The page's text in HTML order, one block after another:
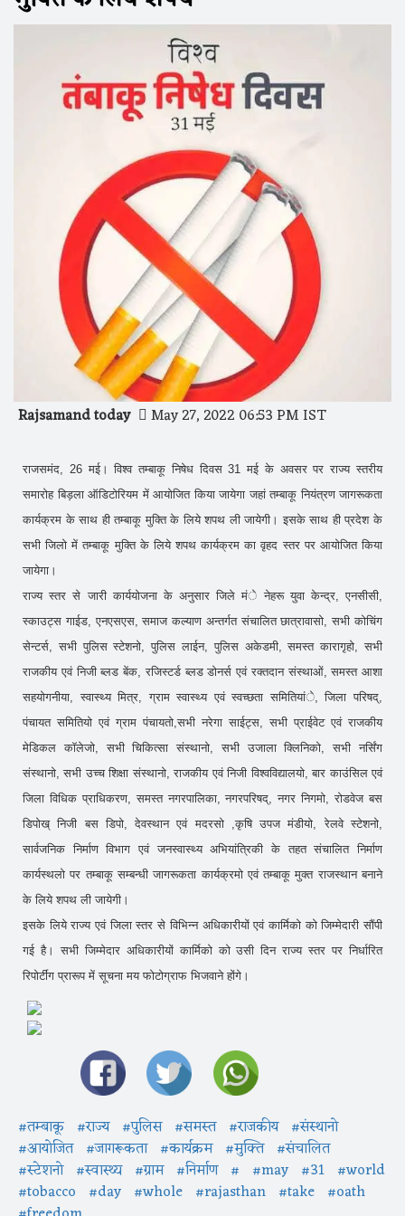
Rajsamand today May 27, 2022 06:53 PM IST
राजसमंद, 26 मई। विश्व तम्बाकू निषेध दिवस 31 मई के अवसर पर राज्य स्तरीय
समारोह बिड़ला ऑडिटोरियम में आयोजित किया जायेगा जहां तम्बाकू नियंत्रण जागरूकता
कार्यक्रम के साथ ही तम्बाकू मुक्ति के लिये शपथ ली जायेगी। इसके साथ ही प्रदेश के
सभी जिलो में तम्बाकू मुक्ति के लिये शपथ कार्यक्रम का वृहद स्तर पर आयोजित किया
जायेगा।
राज्य स्तर से जारी कार्ययोजना के अनुसार जिले मंे नेहरू युवा केन्द्र, एनसीसी,
स्काउट्स गाईड, एनएसएस, समाज कल्याण अन्तर्गत संचालित छात्रावासो, सभी कोचिंग
सेन्टर्स, सभी पुलिस स्टेशनो, पुलिस लाईन, पुलिस अकेडमी, समस्त कारागृहो, सभी
राजकीय एवं निजी ब्लड बेंक, रजिस्टर्ड ब्लड डोनर्स एवं रक्तदान संस्थाओं, समस्त आशा
सहयोगनीया, स्वास्थ्य मित्र, ग्राम स्वास्थ्य एवं स्वच्छता समितियांे, जिला परिषद्,
पंचायत समितियो एवं ग्राम पंचायतो,सभी नरेगा साईट्स, सभी प्राईवेट एवं राजकीय
मेडिकल कॉलेजो, सभी चिकित्सा संस्थानो, सभी उजाला क्लिनिको, सभी नर्सिंग
संस्थानो, सभी उच्च शिक्षा संस्थानो, राजकीय एवं निजी विश्वविद्यालयो, बार काउंसिल एवं
जिला विधिक प्राधिकरण, समस्त नगरपालिका, नगरपरिषद्, नगर निगमो, रोडवेज बस
डिपोख् निजी बस डिपो, देवस्थान एवं मदरसो ,कृषि उपज मंडीयो, रेलवे स्टेशनो,
सार्वजनिक निर्माण विभाग एवं जनस्वास्थ्य अभियांत्रिकी के तहत संचालित निर्माण
कार्यस्थलो पर तम्बाकू सम्बन्धी जागरूकता कार्यक्रमो एवं तम्बाकू मुक्त राजस्थान बनाने
के लिये शपथ ली जायेगी।
इसके लिये राज्य एवं जिला स्तर से विभिन्न अधिकारीयों एवं कार्मिको को जिम्मेदारी सौंपी
गई है। सभी जिम्मेदार अधिकारीयों कार्मिको को उसी दिन राज्य स्तर पर निर्धारित
रिपोर्टींग प्रारूप में सूचना मय फोटोग्राफ भिजवाने होंगे।
#तम्बाकू #राज्य #पुलिस #समस्त #राजकीय #संस्थानो
#आयोजित #जागरूकता #कार्यक्रम #मुक्ति #संचालित
#स्टेशनो #स्वास्थ्य #ग्राम #निर्माण # #may #31 #world
#tobacco #day #whole #rajasthan #take #oath